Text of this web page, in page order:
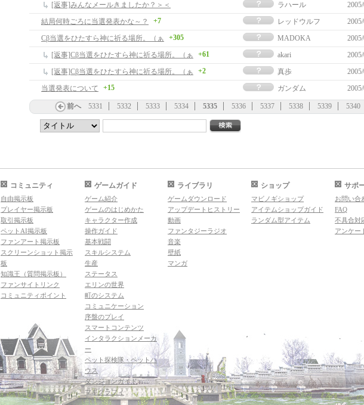
[返事]みんなメールきましたか？＞＜
ラハール
結局何時ごろに当選発表かな～？
+7 レッドウルフ
Cβ当選をひたすら神に祈る場所。（ぁ
+305 MADOKA
[返事]Cβ当選をひたすら神に祈る場所。（ぁ
+61 akari
[返事]Cβ当選をひたすら神に祈る場所。（ぁ
+2 真歩
当選発表について
+15 ガンダム
前へ 5331 5332 5333 5334 5335 5336 5337 5338 5339 5340
コミュニティ
自由掲示板
プレイヤー掲示板
取引掲示板
ペットAI掲示板
ファンアート掲示板
スクリーンショット掲示
板
知識王（質問掲示板）
ファンサイトリンク
コミュニティポイント
ゲームガイド
ゲーム紹介
ゲームのはじめかた
キャラクター作成
操作ガイド
基本戦闘
スキルシステム
生産
ステータス
エリンの世界
町のシステム
コミュニケーション
序盤のプレイ
スマートコンテンツ
インタラクションメーカ
ー
ペット探検隊・ペットハ
ウス
ダンジョンガイド
マギグラフィ
ライブラリ
ゲームダウンロード
アップデートヒストリー
動画
ファンタジーラジオ
音楽
壁紙
マンガ
ショップ
マビノギショップ
アイテムショップガイド
ランダム型アイテム
サポ
お問い合
FAQ
不具合対
アンケー